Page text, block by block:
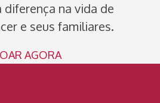
diferença na vida de
e seus familiares.
AGORA